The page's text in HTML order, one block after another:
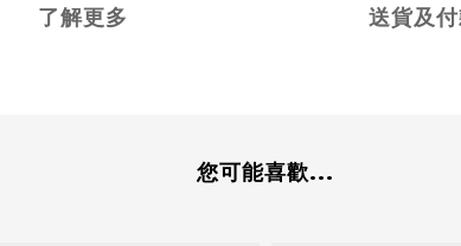
了解更多 送貨及
您可能喜歡...